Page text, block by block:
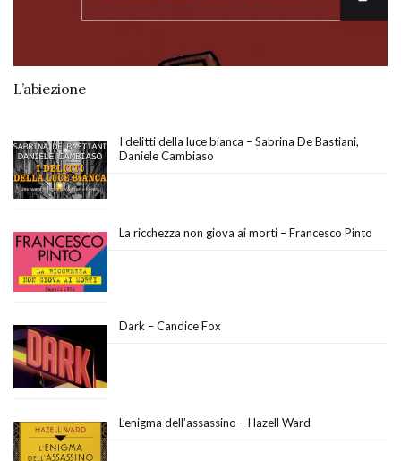
L’abiezione
I delitti della luce bianca – Sabrina De Bastiani,
Daniele Cambiaso
La ricchezza non giova ai morti – Francesco Pinto
Dark – Candice Fox
L’enigma dell’assassino – Hazell Ward